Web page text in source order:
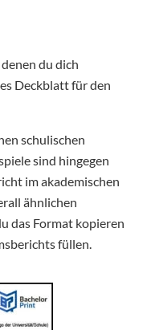
du dich
Deckblatt für den
schulischen
sind hingegen
im akademischen
ähnlichen
das Format kopieren
füllen.